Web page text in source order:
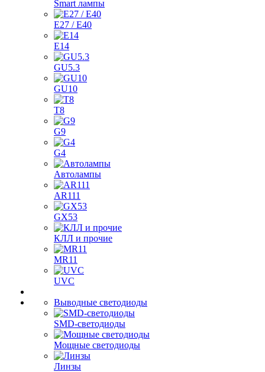
Smart лампы
E27 / E40
E14
GU5.3
GU10
T8
G9
G4
Автолампы
AR111
GX53
КЛЛ и прочие
MR11
UVC
Выводные светодиоды
SMD-светодиоды
Мощные светодиоды
Линзы